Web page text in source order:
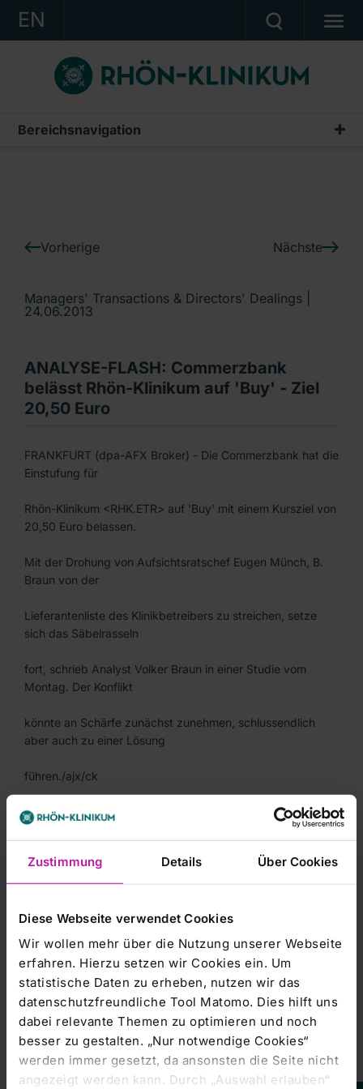
Zustimmung Details Über Cookies
Diese Webseite verwendet Cookies
Wir wollen mehr über die Nutzung unserer Webseite
erfahren. Hierzu setzen wir Cookies ein. Um
statistische Daten zu erheben, nutzen wir das
datenschutzfreundliche Tool Matomo. Dies hilft uns
dabei relevante Themen zu optimieren und noch
besser zu gestalten. „Nur notwendige Cookies“
werden immer gesetzt, da ansonsten die Seite nicht
angezeigt werden kann. Durch „Auswahl erlauben“
EN
KONZERN
KLINIKEN
KARRIERE
Ein Unternehmen der RHÖN-KLINIKUM AG
Bereichsnavigation
IR-News
Vorherige Nächste
Managers' Transactions & Directors' Dealings |
24.06.2013
ANALYSE-FLASH: Commerzbank
belässt Rhön-Klinikum auf 'Buy' - Ziel
20,50 Euro
FRANKFURT (dpa-AFX Broker) - Die Commerzbank hat die
Einstufung für
Rhön-Klinikum <RHK.ETR> auf 'Buy' mit einem Kursziel von
20,50 Euro belassen.
Mit der Drohung von Aufsichtsratschef Eugen Münch, B.
Braun von der
Lieferantenliste des Klinikbetreibers zu streichen, setze
sich das Säbelrasseln
fort, schrieb Analyst Volker Braun in einer Studie vom
Montag. Der Konflikt
könnte an Schärfe zunächst zunehmen, schlussendlich
aber auch zu einer Lösung
führen./ajx/ck
-----------------------
dpa-AFX Broker - die Trader News von dpa-AFX
-----------------------